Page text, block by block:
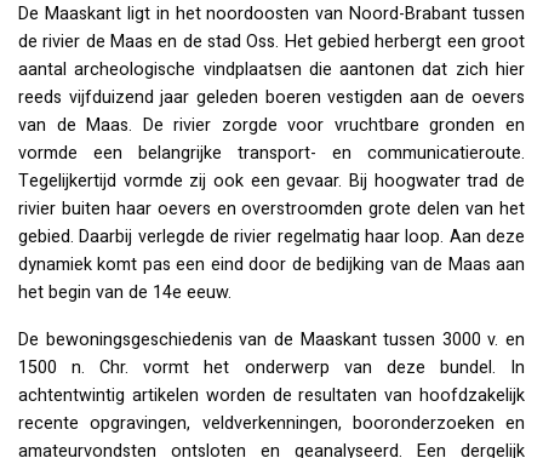
De Maaskant ligt in het noordoosten van Noord-Brabant tussen
de rivier de Maas en de stad Oss. Het gebied herbergt een groot
aantal archeologische vindplaatsen die aantonen dat zich hier
reeds vijfduizend jaar geleden boeren vestigden aan de oevers
van de Maas. De rivier zorgde voor vruchtbare gronden en
vormde een belangrijke transport- en communicatieroute.
Tegelijkertijd vormde zij ook een gevaar. Bij hoogwater trad de
rivier buiten haar oevers en overstroomden grote delen van het
gebied. Daarbij verlegde de rivier regelmatig haar loop. Aan deze
dynamiek komt pas een eind door de bedijking van de Maas aan
het begin van de 14e eeuw.
De bewoningsgeschiedenis van de Maaskant tussen 3000 v. en
1500 n. Chr. vormt het onderwerp van deze bundel. In
achtentwintig artikelen worden de resultaten van hoofdzakelijk
recente opgravingen, veldverkenningen, booronderzoeken en
amateurvondsten ontsloten en geanalyseerd. Een dergelijk